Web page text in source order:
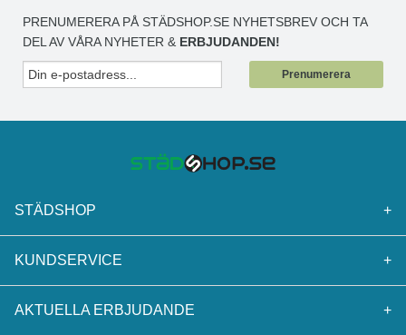
PRENUMERERA PÅ STÄDSHOP.SE NYHETSBREV OCH TA
DEL AV VÅRA NYHETER & ERBJUDANDEN!
Prenumerera
STÄDSHOP +
KUNDSERVICE +
AKTUELLA ERBJUDANDE +